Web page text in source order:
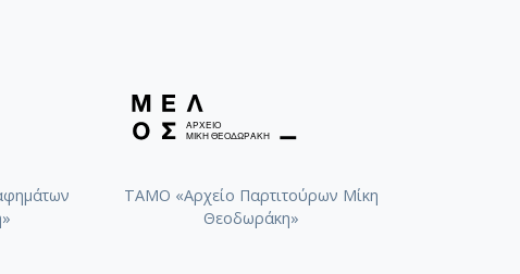
ΤΑΜΟ «Αρχείο Παρτιτούρων Μίκη
Θεοδωράκη»